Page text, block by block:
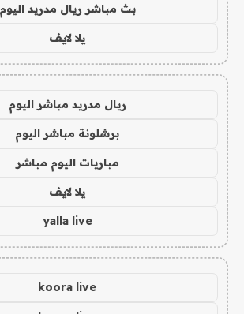
بث مباشر ريال مدريد اليوم
يلا لايف
ريال مدريد مباشر اليوم
برشلونة مباشر اليوم
مباريات اليوم مباشر
يلا لايف
yalla live
koora live